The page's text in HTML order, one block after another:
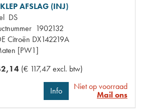
AFSLAG (INJ)
DS
1902132
Citroën DX142219A
[PW1]
(€ 117,47 excl. btw)
Info
Niet op voorraad
Mail ons